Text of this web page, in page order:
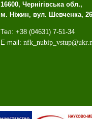
16600, Чернігівська обл.,
м. Ніжин, вул. Шевченка, 26
Тел: +38 (04631) 7-51-34
E-mail: nfk_ nubip_ vstup@ukr.